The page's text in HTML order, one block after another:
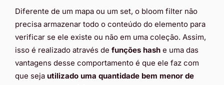
Diferente de um mapa ou um set, o bloom filter não
precisa armazenar todo o conteúdo do elemento para
verificar se ele existe ou não em uma coleção. Assim,
isso é realizado através de funções hash e uma das
vantagens desse comportamento é que ele faz com
que seja utilizado uma quantidade bem menor de